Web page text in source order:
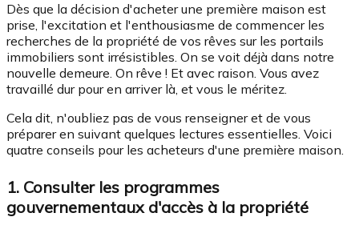
Dès que la décision d'acheter une première maison est
prise, l'excitation et l'enthousiasme de commencer les
recherches de la propriété de vos rêves sur les portails
immobiliers sont irrésistibles. On se voit déjà dans notre
nouvelle demeure. On rêve ! Et avec raison. Vous avez
travaillé dur pour en arriver là, et vous le méritez.
Cela dit, n'oubliez pas de vous renseigner et de vous
préparer en suivant quelques lectures essentielles. Voici
quatre conseils pour les acheteurs d'une première maison.
1. Consulter les programmes
gouvernementaux d'accès à la propriété